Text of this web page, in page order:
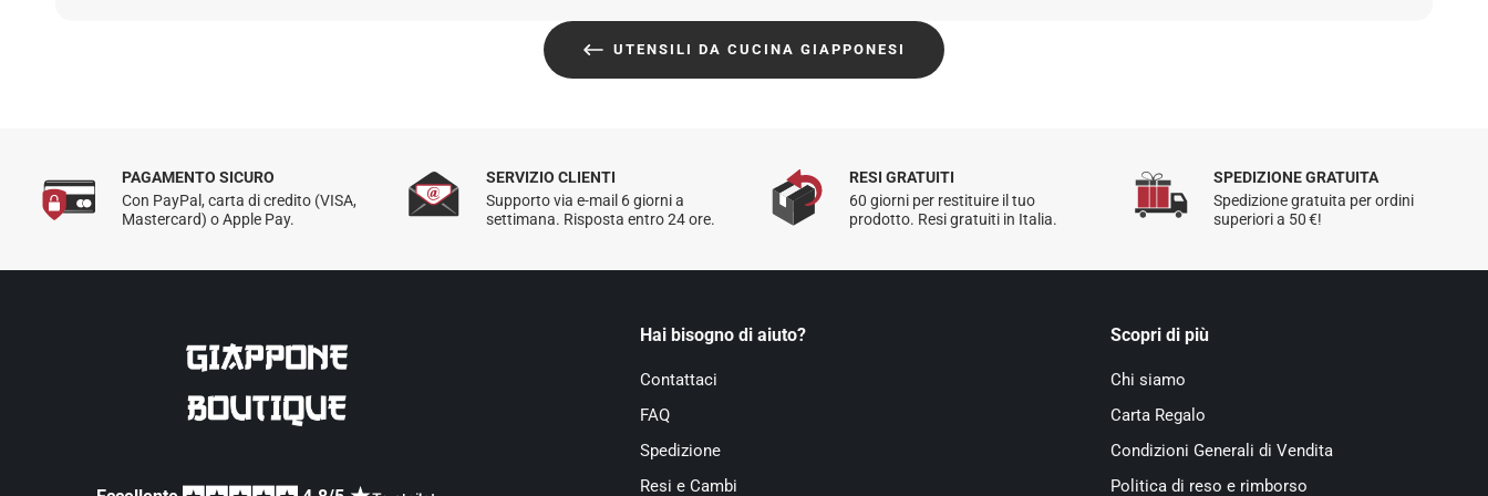
Per maggiori informazioni, consulta la nostra
UTENSILI DA CUCINA GIAPPONESI
PAGAMENTO SICURO
Con PayPal, carta di credito (VISA,
Mastercard) o Apple Pay.
SERVIZIO CLIENTI
Supporto via e-mail 6 giorni a
settimana. Risposta entro 24 ore.
RESI GRATUITI
60 giorni per restituire il tuo
prodotto. Resi gratuiti in Italia.
SPEDIZIONE GRATUITA
Spedizione gratuita per ordini
superiori a 50 €!
Hai bisogno di aiuto?
Contattaci
FAQ
Spedizione
Resi e Cambi
Scopri di più
Chi siamo
Carta Regalo
Condizioni Generali di Vendita
Politica di reso e rimborso